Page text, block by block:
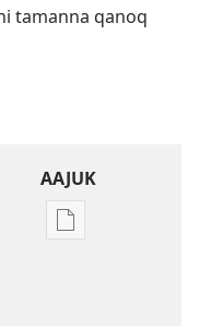
tamanna qanoq
AAJUK
Atuagassanik